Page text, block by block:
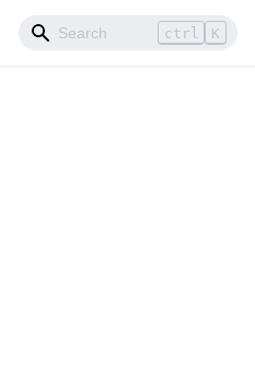
ctrl K